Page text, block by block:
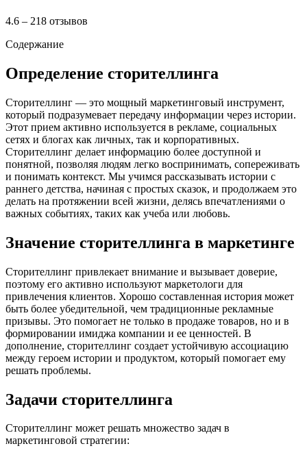
4.6 – 218 отзывов
Содержание
Определение сторителлинга
Сторителлинг — это мощный маркетинговый инструмент,
который подразумевает передачу информации через истории.
Этот прием активно используется в рекламе, социальных
сетях и блогах как личных, так и корпоративных.
Сторителлинг делает информацию более доступной и
понятной, позволяя людям легко воспринимать, сопереживать
и понимать контекст. Мы учимся рассказывать истории с
раннего детства, начиная с простых сказок, и продолжаем это
делать на протяжении всей жизни, делясь впечатлениями о
важных событиях, таких как учеба или любовь.
Значение сторителлинга в маркетинге
Сторителлинг привлекает внимание и вызывает доверие,
поэтому его активно используют маркетологи для
привлечения клиентов. Хорошо составленная история может
быть более убедительной, чем традиционные рекламные
призывы. Это помогает не только в продаже товаров, но и в
формировании имиджа компании и ее ценностей. В
дополнение, сторителлинг создает устойчивую ассоциацию
между героем истории и продуктом, который помогает ему
решать проблемы.
Задачи сторителлинга
Сторителлинг может решать множество задач в
маркетинговой стратегии: